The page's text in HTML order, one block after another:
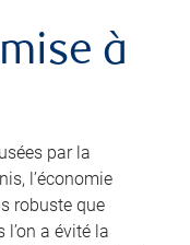
à
par la
l’économie
robuste que
a évité la